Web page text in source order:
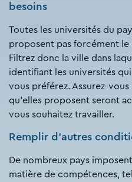
besoins
Toutes les universités du
proposent pas forcément le
Filtrez donc la ville dans
identifiant les universités
vous préférez. Assurez-
qu'elles proposent seront
vous souhaitez travailler.
Remplir d'autres
De nombreux pays
matière de compétences,